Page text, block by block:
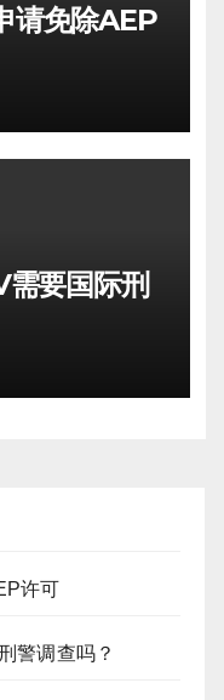
请免除AEP
要国际刑
许可
警调查吗？